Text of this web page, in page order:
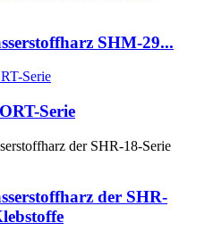
SHM-29...
Serie
der SHR-